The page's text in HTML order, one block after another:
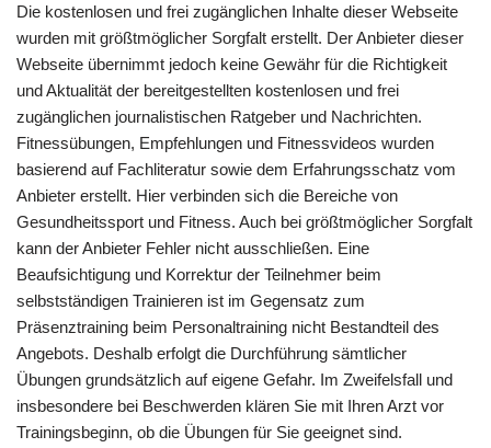
Die kostenlosen und frei zugänglichen Inhalte dieser Webseite
wurden mit größtmöglicher Sorgfalt erstellt. Der Anbieter dieser
Webseite übernimmt jedoch keine Gewähr für die Richtigkeit
und Aktualität der bereitgestellten kostenlosen und frei
zugänglichen journalistischen Ratgeber und Nachrichten.
Fitnessübungen, Empfehlungen und Fitnessvideos wurden
basierend auf Fachliteratur sowie dem Erfahrungsschatz vom
Anbieter erstellt. Hier verbinden sich die Bereiche von
Gesundheitssport und Fitness. Auch bei größtmöglicher Sorgfalt
kann der Anbieter Fehler nicht ausschließen. Eine
Beaufsichtigung und Korrektur der Teilnehmer beim
selbstständigen Trainieren ist im Gegensatz zum
Präsenztraining beim Personaltraining nicht Bestandteil des
Angebots. Deshalb erfolgt die Durchführung sämtlicher
Übungen grundsätzlich auf eigene Gefahr. Im Zweifelsfall und
insbesondere bei Beschwerden klären Sie mit Ihren Arzt vor
Trainingsbeginn, ob die Übungen für Sie geeignet sind.